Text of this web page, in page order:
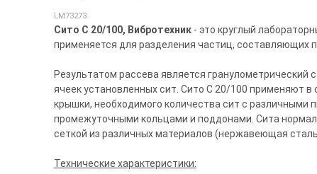
LM73273
Сито С 20/100, Вибротехник- это круглый
применяется для разделения частиц, составляющих
Результатом рассева является
ячеек установленных сит. Сито С 20/100 применяют
крышки, необходимого количества сит с
промежуточными кольцами и поддонами. Сита
сеткой из различных материалов (нержавеющая
Технические характеристики: